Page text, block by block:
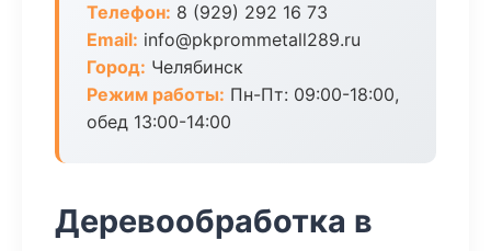
Телефон: 8 (929) 292 16 73
Email: info@pkprommetall289.ru
Город: Челябинск
Режим работы: Пн-Пт: 09:00-18:00,
обед 13:00-14:00
Деревообработка в